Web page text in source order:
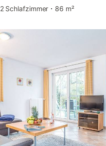
2 Schlafzimmer 86 m²